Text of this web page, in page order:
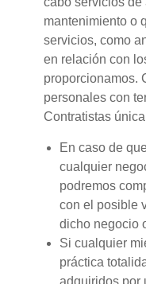
mantenimiento o
servicios, como
en relación con
proporcionamos.
personales con
Contratistas
En caso de
cualquier
podremos
con el posible
dicho negocio
Si cualquier
práctica
adquiridos por